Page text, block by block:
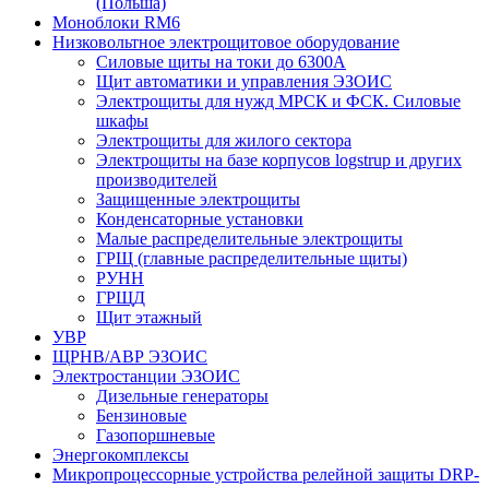
Моноблоки RM6
Низковольтное электрощитовое оборудование
Силовые щиты на токи до 6300А
Щит автоматики и управления ЭЗОИС
Электрощиты для нужд МРСК и ФСК. Силовые
шкафы
Электрощиты для жилого сектора
Электрощиты на базе корпусов logstrup и других
производителей
Защищенные электрощиты
Конденсаторные установки
Малые распределительные электрощиты
ГРЩ (главные распределительные щиты)
РУНН
ГРЩД
Щит этажный
УВР
ЩРНВ/АВР ЭЗОИС
Электростанции ЭЗОИС
Дизельные генераторы
Бензиновые
Газопоршневые
Энергокомплексы
Микропроцессорные устройства релейной защиты DRP-